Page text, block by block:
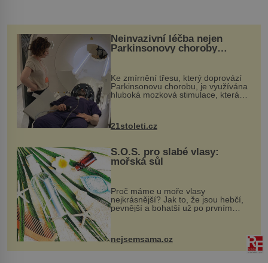
Neinvazivní léčba nejen
Parkinsonovy choroby
Ke zmírnění třesu, který doprovází
Parkinsonovu chorobu, je využívána
hluboká mozková stimulace, která
však vyžaduje vysoce invazivní
k dostatečně přesnému zacílení ...
21stoleti.cz
S.O.S. pro slabé vlasy:
mořská sůl
Proč máme u moře vlasy
nejkrásnější? Jak to, že jsou hebčí,
pevnější a bohatší už po prvním
vlasy. ...
nejsemsama.cz